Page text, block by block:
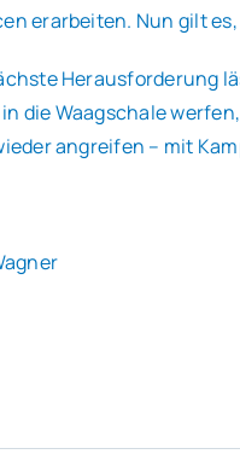
erarbeiten. Nun gilt
Herausforderung
die Waagschale
angreifen – mit